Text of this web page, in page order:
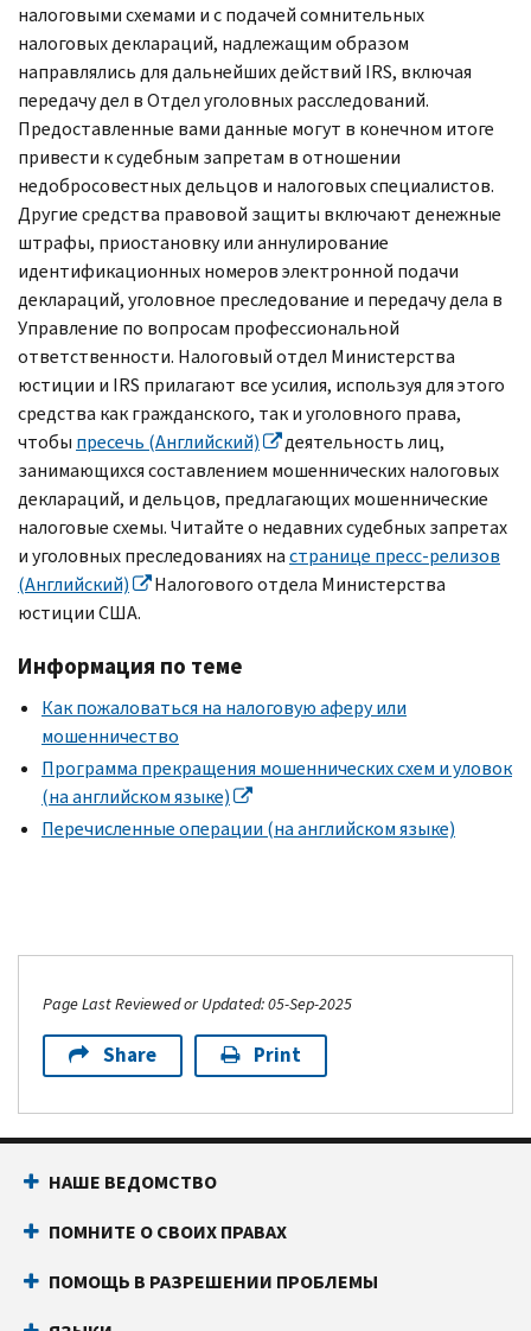
налоговыми схемами и с подачей сомнительных
налоговых деклараций, надлежащим образом
направлялись для дальнейших действий IRS, включая
передачу дел в Отдел уголовных расследований.
Предоставленные вами данные могут в конечном итоге
привести к судебным запретам в отношении
недобросовестных дельцов и налоговых специалистов.
Другие средства правовой защиты включают денежные
штрафы, приостановку или аннулирование
идентификационных номеров электронной подачи
деклараций, уголовное преследование и передачу дела в
Управление по вопросам профессиональной
ответственности. Налоговый отдел Министерства
юстиции и IRS прилагают все усилия, используя для этого
средства как гражданского, так и уголовного права,
чтобы пресечь (Английский)
деятельность лиц,
занимающихся составлением мошеннических налоговых
деклараций, и дельцов, предлагающих мошеннические
налоговые схемы. Читайте о недавних судебных запретах
и уголовных преследованиях настранице пресс-релизов
(Английский)
Налогового отдела Министерства
юстиции США.
Информация по теме
Как пожаловаться на налоговую аферу или
мошенничество
Программа прекращения мошеннических схем и уловок
(на английском языке)
Перечисленные операции (на английском языке)
Page Last Reviewed or Updated: 05-Sep-2025
Share Print
НАШЕ ВЕДОМСТВО
ПОМНИТЕ О СВОИХ ПРАВАХ
ПОМОЩЬ В РАЗРЕШЕНИИ ПРОБЛЕМЫ